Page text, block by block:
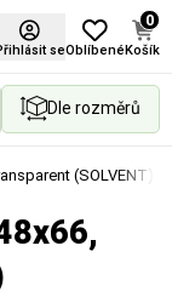
seOblíbené
0
Košík
Dle rozměrů
(SOLVENT)